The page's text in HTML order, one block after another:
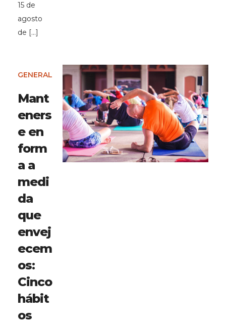
15 de
agosto
de […]
GENERAL
Mant
eners
e en
form
a a
medi
da
que
envej
ecem
os:
Cinco
hábit
os